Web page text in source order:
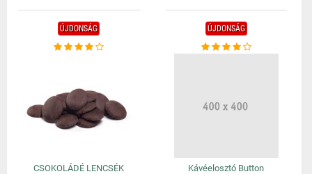
ÚJDONSÁG
CSOKOLÁDÉ LENCSÉK
ÚJDONSÁG
Kávéelosztó Button